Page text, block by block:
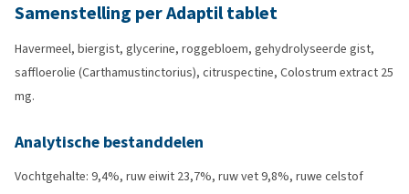
Samenstelling per Adaptil tablet
Havermeel, biergist, glycerine, roggebloem, gehydrolyseerde gist,
saffloerolie (Carthamustinctorius), citruspectine, Colostrum extract 25
mg.
Analytische bestanddelen
Vochtgehalte: 9,4%, ruw eiwit 23,7%, ruw vet 9,8%, ruwe celstof